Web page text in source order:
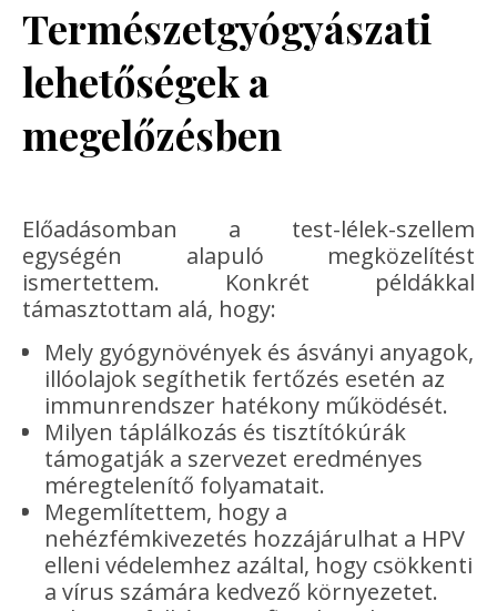
Természetgyógyászati
lehetőségek a
megelőzésben
Előadásomban a test-lélek-szellem
egységén alapuló megközelítést
ismertettem. Konkrét példákkal
támasztottam alá, hogy:
Mely gyógynövények és ásványi anyagok,
illóolajok segíthetik fertőzés esetén az
immunrendszer hatékony működését.
Milyen táplálkozás és tisztítókúrák
támogatják a szervezet eredményes
méregtelenítő folyamatait.
Megemlítettem, hogy a
nehézfémkivezetés hozzájárulhat a HPV
elleni védelemhez azáltal, hogy csökkenti
a vírus számára kedvező környezetet.